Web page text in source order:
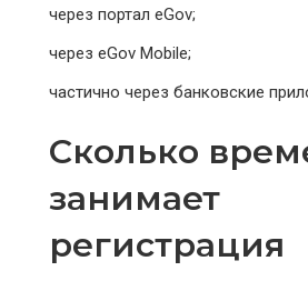
через портал eGov;
через eGov Mobile;
частично через банковские
Сколько
занимает
регистрация